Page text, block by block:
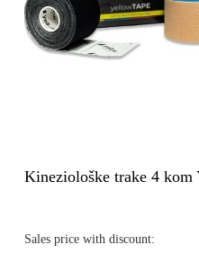
Kineziološke trake 4
Sales price with discount: